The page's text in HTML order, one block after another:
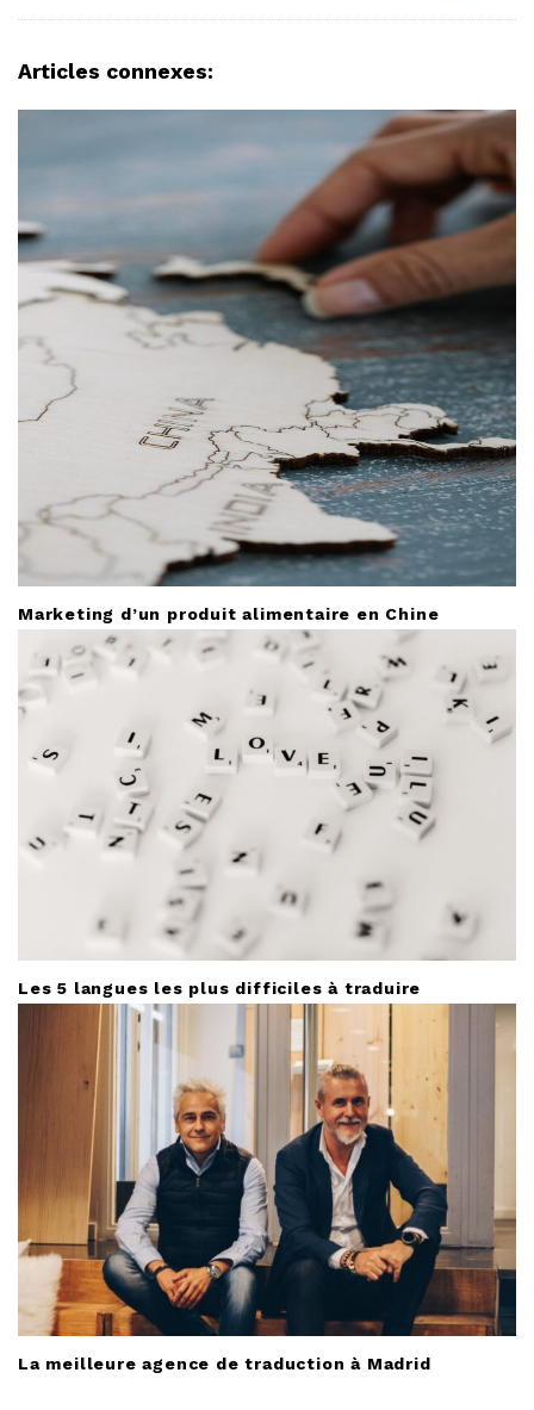
Articles connexes:
Marketing d’un produit alimentaire en Chine
Les 5 langues les plus difficiles à traduire
La meilleure agence de traduction à Madrid